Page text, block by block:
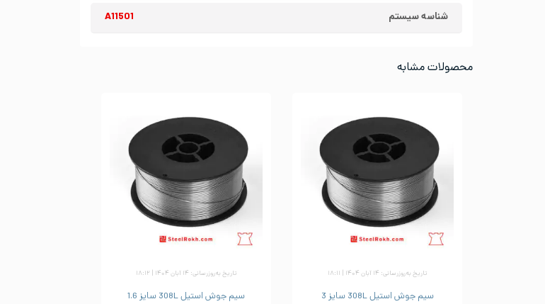
شناسه سیستم A11501
محصولات مشابه
تاریخ به‌روزرسانی: ۱۴ آبان ۱۴۰۴ | ۱۸:۱۱
سیم جوش استیل 308L سایز 3
تاریخ به‌روزرسانی: ۱۴ آبان ۱۴۰۴ | ۱۸:۱۲
سیم جوش استیل 308L سایز 1.6